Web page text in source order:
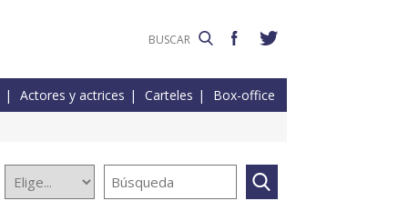
Actores y actrices Carteles Box-office